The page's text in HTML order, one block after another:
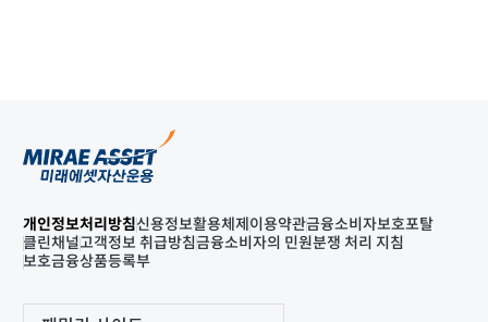
개인정보처리방침신용정보활용체제 이용약관금융소비자보호포탈
클린채널고객정보 취급방침금융소비자의 민원분쟁 처리 지침
보호금융상품등록부